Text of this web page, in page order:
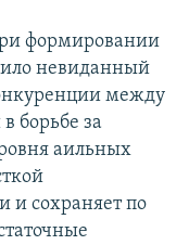
формировании
невиданный
между
борьбе за
аильных
и сохраняет по